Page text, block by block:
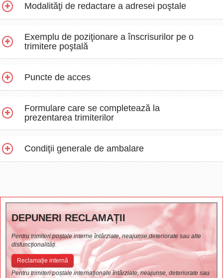
Modalităţi de redactare a adresei poştale
Exemplu de poziţionare a înscrisurilor pe o
trimitere poştală
Puncte de acces
Formulare care se completează la
prezentarea trimiterilor
Condiţii generale de ambalare
DEPUNERI RECLAMAȚII
Pentru trimiteri poștale interne întârziate, neajunse,deteriorate sau alte
disfuncționalități.
Reclamație internă
Pentru trimiteri poștale internaționale întârziate, neajunse, deteriorate sau